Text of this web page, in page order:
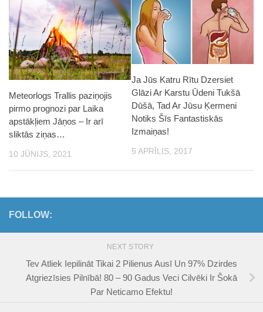
Meteorlogs Trallis paziņojis
pirmo prognozi par Laika
apstākļiem Jāņos – Ir arī
sliktās ziņas…
10 JŪNIJS, 2021
Ja Jūs Katru Rītu Dzersiet
Glāzi Ar Karstu Ūdeni Tukšā
Dūšā, Tad Ar Jūsu Ķermeni
Notiks Šīs Fantastiskās
Izmaiņas!
5 APRĪLIS, 2017
FOLLOW:
NEXT STORY
Tev Atliek Iepilināt Tikai 2 Pilienus Ausī Un 97% Dzirdes
Atgriezīsies Pilnībā! 80 – 90 Gadus Veci Cilvēki Ir Šokā
Par Neticamo Efektu!